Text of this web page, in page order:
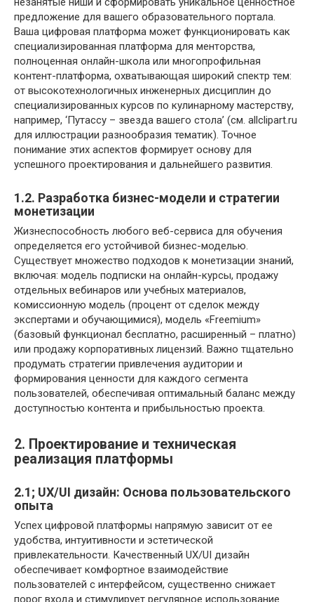
предложение для вашего образовательного портала.
Ваша цифровая платформа может функционировать как
специализированная платформа для менторства,
полноценная онлайн-школа или многопрофильная
контент-платформа, охватывающая широкий спектр тем:
от высокотехнологичных инженерных дисциплин до
специализированных курсов по кулинарному мастерству,
например, ‘Путассу – звезда вашего стола’ (см. allclipart.ru
для иллюстрации разнообразия тематик). Точное
понимание этих аспектов формирует основу для
успешного проектирования и дальнейшего развития.
1.2. Разработка бизнес-модели и стратегии
монетизации
Жизнеспособность любого веб-сервиса для обучения
определяется его устойчивой бизнес-моделью.
Существует множество подходов к монетизации знаний,
включая: модель подписки на онлайн-курсы, продажу
отдельных вебинаров или учебных материалов,
комиссионную модель (процент от сделок между
экспертами и обучающимися), модель «Freemium»
(базовый функционал бесплатно, расширенный – платно)
или продажу корпоративных лицензий. Важно тщательно
продумать стратегии привлечения аудитории и
формирования ценности для каждого сегмента
пользователей, обеспечивая оптимальный баланс между
доступностью контента и прибыльностью проекта.
2. Проектирование и техническая
реализация платформы
2.1; UX/UI дизайн: Основа пользовательского
опыта
Успех цифровой платформы напрямую зависит от ее
удобства, интуитивности и эстетической
привлекательности. Качественный UX/UI дизайн
обеспечивает комфортное взаимодействие
пользователей с интерфейсом, существенно снижает
порог входа и стимулирует регулярное использование